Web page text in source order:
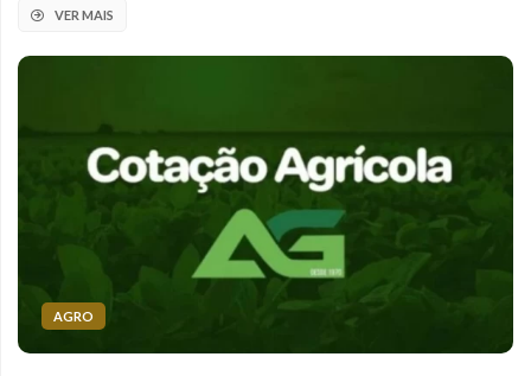
VER MAIS
AGRO